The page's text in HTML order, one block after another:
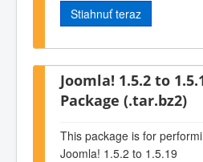
Stiahnuť teraz
Joomla! 1.5.2 to
Package (.tar.bz2)
This package is for
Joomla! 1.5.2 to 1.5.19